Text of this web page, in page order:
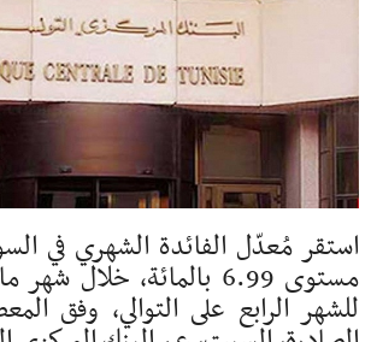
استقر مُعدّل الفائدة الشهري في
للشهر الرابع على التوالي، وفق